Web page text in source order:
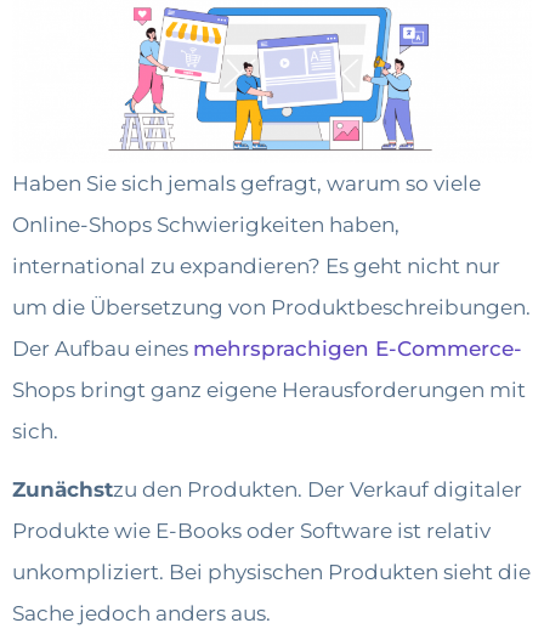
Haben Sie sich jemals gefragt, warum so viele
Online-Shops Schwierigkeiten haben,
international zu expandieren? Es geht nicht nur
um die Übersetzung von Produktbeschreibungen.
Der Aufbau eines mehrsprachigen E-Commerce-
Shops bringt ganz eigene Herausforderungen mit
sich.
Zunächstzu den Produkten. Der Verkauf digitaler
Produkte wie E-Books oder Software ist relativ
unkompliziert. Bei physischen Produkten sieht die
Sache jedoch anders aus.